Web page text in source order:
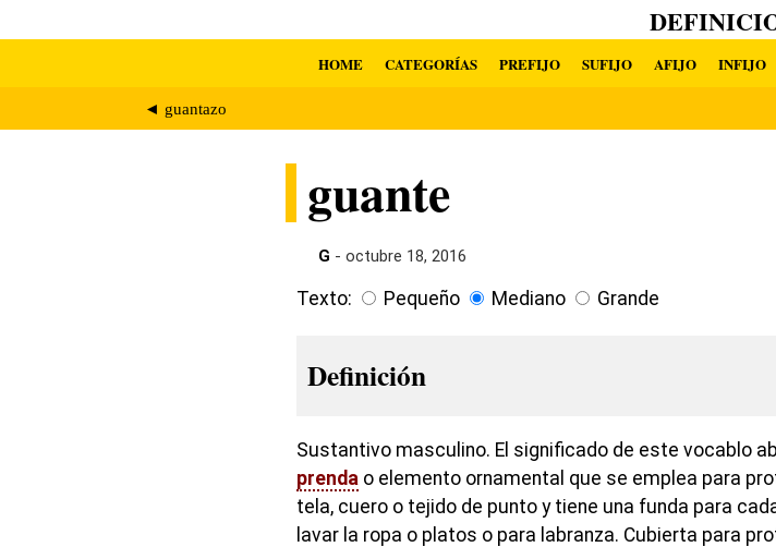
HOME CATEGORÍAS PREFIJO SUFIJO AFIJO INFIJO
◄ guantazo
guante
G - octubre 18, 2016
Texto: Pequeño Mediano Grande
Definición
Sustantivo masculino. El significado de este vocablo
prenda o elemento ornamental que se emplea para
tela, cuero o tejido de punto y tiene una funda para
lavar la ropa o platos o para labranza. Cubierta para